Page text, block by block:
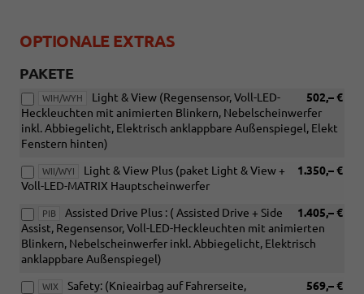
OPTIONALE EXTRAS
PAKETE
WIH/WYH 502,– €
Light & View (Regensensor, Voll-LED-
Heckleuchten mit animierten Blinkern, Nebelscheinwerfer
inkl. Abbiegelicht, Elektrisch anklappbare Außenspiegel, Elekt
Fenstern hinten)
WII/WYI 1.350,– €
Light & View Plus (paket Light & View +
Voll-LED-MATRIX Hauptscheinwerfer
PIB 1.405,– €
Assisted Drive Plus : ( Assisted Drive + Side
Assist, Regensensor, Voll-LED-Heckleuchten mit animierten
Blinkern, Nebelscheinwerfer inkl. Abbiegelicht, Elektrisch
anklappbare Außenspiegel)
WIX 569,– €
Safety: (Knieairbag auf Fahrerseite,